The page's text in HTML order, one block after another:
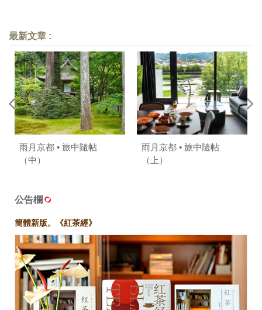
最新文章 :
雨月京都 • 旅中隨帖
（中）
雨月京都 • 旅中隨帖
（上）
公告欄
簡體新版。《紅茶經》